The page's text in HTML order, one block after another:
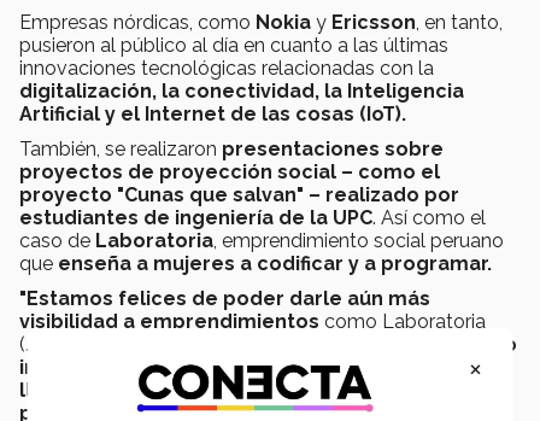
Empresas nórdicas, como Nokia y Ericsson , en tanto,
pusieron al público al día en cuanto a las últimas
innovaciones tecnológicas relacionadas con la
digitalización, la conectividad, la Inteligencia
Artificial y el Internet de las cosas (IoT).
También, se realizaron presentaciones sobre
proyectos de proyección social – como el
proyecto "Cunas que salvan" – realizado por
estudiantes de ingeniería de la UPC. Así como el
caso de Laboratoria , emprendimiento social peruano
que enseña a mujeres a codificar y a programar.
"Estamos felices de poder darle aún más
visibilidad a emprendimientos como Laboratoria
(...)
Es una excelente primera edición de un evento
internacional que buscamos repetir cada año y
llevar a todos los países donde el Tec tiene
presencia",
expresóCarla Diez.
×